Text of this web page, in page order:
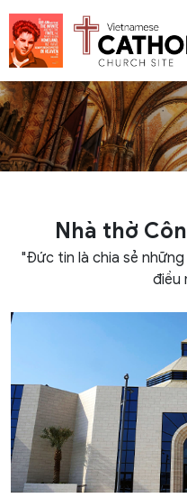
Nhà thờ
"Đức tin là chia sẻ
điều